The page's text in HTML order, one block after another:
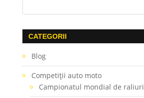
CATEGORII
Blog
Competiţii auto moto
Campionatul mondial de raliuri